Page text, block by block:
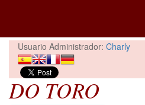
Usuario Administrador: Charly
DO TORO